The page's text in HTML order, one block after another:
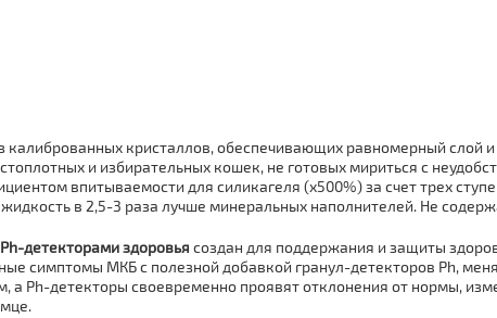
кристаллов, обеспечивающих равномерный слой
и избирательных кошек, не готовых мириться с
впитываемости для силикагеля (х500%) за счет трех
в 2,5-3 раза лучше минеральных наполнителей. Не
детекторами здоровья создан для поддержания и защиты
симптомы МКБ с полезной добавкой гранул-детекторов Ph,
Ph-детекторы своевременно проявят отклонения от нормы,